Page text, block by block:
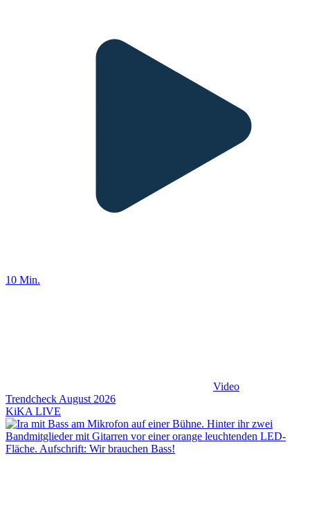
10 Min.
Video
Trendcheck August 2026
KiKA LIVE